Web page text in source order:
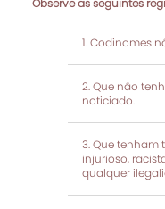
Observe as seguintes
Codinomes
Que não
noticiado.
Que tenham
injurioso,
qualquer